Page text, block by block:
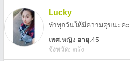
Lucky
ทำทุกวันให้มีความสุขนะคะ
เพศ:หญิง อายุ:45
จังหวัด: ตรัง